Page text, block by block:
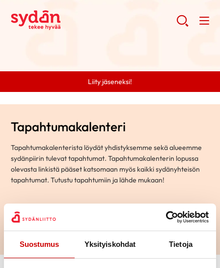
Suostumus Yksityiskohdat Tietoja
Liity jäseneksi!
Tapahtumakalenteri
Tapahtumakalenterista löydät yhdistyksemme sekä alueemme
sydänpiirin tulevat tapahtumat. Tapahtumakalenterin lopussa
olevasta linkistä pääset katsomaan myös kaikki sydänyhteisön
tapahtumat. Tutustu tapahtumiin ja lähde mukaan!
Hae